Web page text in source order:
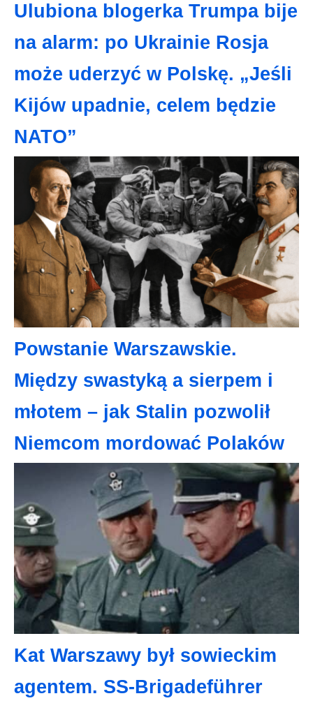
Ulubiona blogerka Trumpa bije
na alarm: po Ukrainie Rosja
może uderzyć w Polskę. „Jeśli
Kijów upadnie, celem będzie
NATO”
Powstanie Warszawskie.
Między swastyką a sierpem i
młotem – jak Stalin pozwolił
Niemcom mordować Polaków
Kat Warszawy był sowieckim
agentem. SS-Brigadeführer